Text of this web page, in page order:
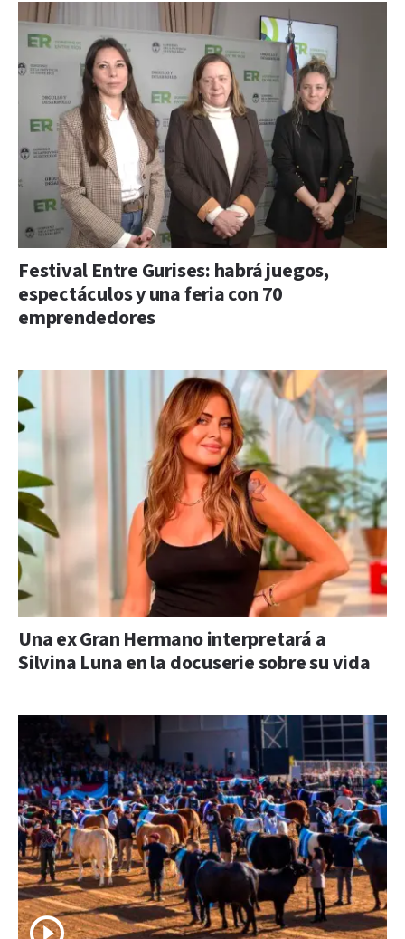
Festival Entre Gurises: habrá juegos,
espectáculos y una feria con 70
emprendedores
Una ex Gran Hermano interpretará a
Silvina Luna en la docuserie sobre su vida